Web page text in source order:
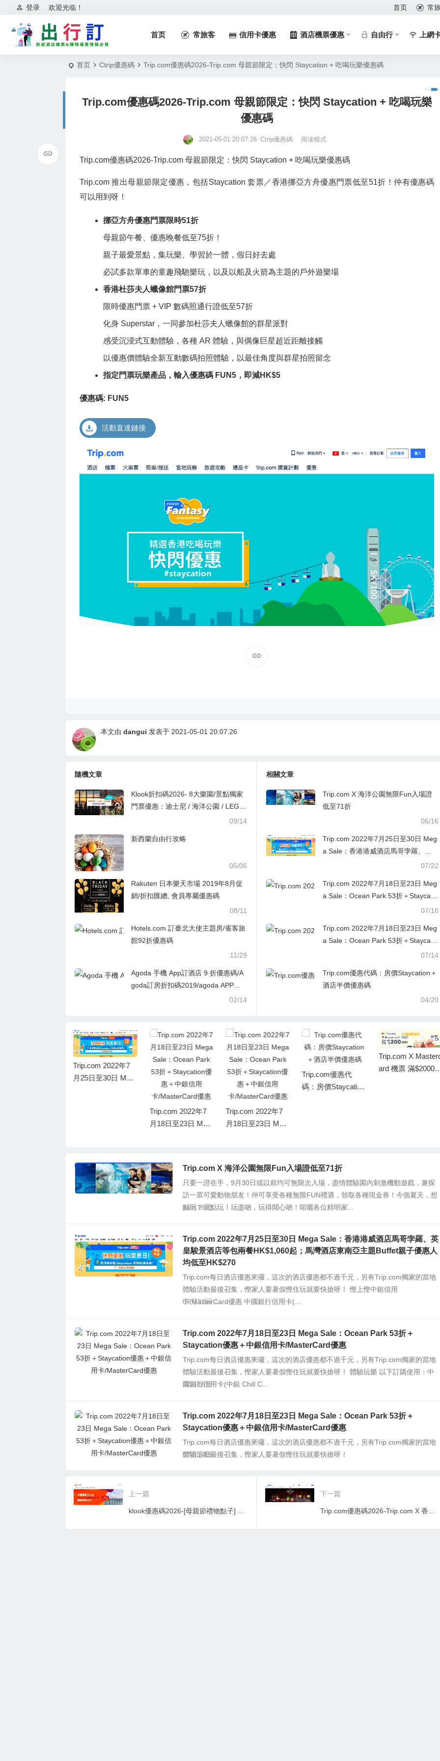
欢迎光临！
登录 首页 常
首页 常旅客 信用卡優惠 酒店機票優惠 自由行 上網
首页 Ctrip優惠碼 Trip.com優惠碼2026-Trip.com 母親節限定：快閃 Staycation + 吃喝玩樂優惠碼
Trip.com優惠碼2026-Trip.com 母親節限定：快閃 Staycation + 吃喝玩樂
優惠碼
2021-05-01 20:07:26 Ctrip優惠碼 阅读模式
Trip.com優惠碼2026-Trip.com 母親節限定：快閃 Staycation + 吃喝玩樂優惠碼
Trip.com 推出母親節限定優惠，包括Staycation 套票／香港挪亞方舟優惠門票低至51折！仲有優惠碼
可以用到呀！
挪亞方舟優惠門票限時51折
母親節午餐、優惠晚餐低至75折！
親子最愛景點，集玩樂、學習於一體，假日好去處
必試多款單車的童趣飛馳樂玩，以及以船及火箭為主題的戶外遊樂場
香港杜莎夫人蠟像館門票57折
限時優惠門票 + VIP 數碼照通行證低至57折
化身 Superstar，一同參加杜莎夫人蠟像館的群星派對
感受沉浸式互動體驗，各種 AR 體驗，與偶像巨星超近距離接觸
以優惠價體驗全新互動數碼拍照體驗，以最佳角度與群星拍照留念
指定門票玩樂產品，輸入優惠碼 FUN5，即減HK$5
優惠碼: FUN5
活動直達鏈接
本文由 dangui 发表于 2021-05-01 20:07:26
隨機文章
Klook折扣碼2026- 8大樂園/景點獨家
門票優惠：迪士尼 / 海洋公園 / LEGO
09/14
新西蘭自由行攻略
05/06
Rakuten 日本樂天市場 2019年8月促
銷/折扣匯總, 會員專屬優惠碼
08/11
Hotels.com 訂臺北大使主題房/雀客旅
館92折優惠碼
11/29
Agoda 手機 App訂酒店 9 折優惠碼/A
goda訂房折扣碼2019/agoda APP訂
02/14
相關文章
Trip.com X 海洋公園無限Fun入場證
低至71折
06/16
Trip.com 2022年7月25日至30日 Meg
a Sale：香港港威酒店馬哥孛羅、英
皇駿景酒店等包兩餐HK$1,060起；馬
低至HK$270
07/22
Trip.com 2022年7月18日至23日 Meg
a Sale：Ocean Park 53折＋Staycatio
n優惠＋中銀信用卡/MasterCard優惠
07/16
Trip.com 2022年7月18日至23日 Meg
a Sale：Ocean Park 53折＋Staycatio
n優惠＋中銀信用卡/MasterCard優惠
07/14
Trip.com優惠代碼：房價Staycation＋
酒店半價優惠碼
04/20
Trip.com 2022年7
月25日至30日 Meg
低至HK$270
Trip.com 2022年7
月18日至23日 Meg
MasterCard優惠
Trip.com 2022年7
月18日至23日 Meg
MasterCard優惠
Trip.com優惠代
碼：房價Staycation
Trip.com X
ard 機票 滿$2000
Trip.com X 海洋公園無限Fun入場證低至71折
只要一證在手，9月30日或以前均可無限次入場，盡情體驗園內刺激機動遊戲，兼探
訪一眾可愛動物朋友！仲可享受各種無限FUN禮遇，領取各種現金券！今個夏天，想
點玩？就點玩！玩盡啲，玩得開心啲！啱曬各位精明家...
06月16日
Trip.com 2022年7月25日至30日 Mega Sale：香港港威酒店馬哥孛羅、英
皇駿景酒店等包兩餐HK$1,060起；馬灣酒店東南亞主題Buffet親子優惠人
均低至HK$270
Trip.com每日酒店優惠來囉，這次的酒店優惠都不過千元，另有Trip.com獨家的當地
體驗活動最後召集，慳家人要暑假慳住玩就要快搶呀！ 慳上慳中銀信用
卡/MasterCard優惠 中國銀行信用卡(...
07月22日
Trip.com 2022年7月18日至23日 Mega Sale：Ocean Park 53折＋
Staycation優惠＋中銀信用卡/MasterCard優惠
Trip.com每日酒店優惠來囉，這次的酒店優惠都不過千元，另有Trip.com獨家的當地
體驗活動最後召集，慳家人要暑假慳住玩就要快搶呀！ 體驗玩樂 以下訂購使用：中
國銀行信用卡(中銀 Chill C...
07月16日
Trip.com 2022年7月18日至23日 Mega Sale：Ocean Park 53折＋
Staycation優惠＋中銀信用卡/MasterCard優惠
Trip.com每日酒店優惠來囉，這次的酒店優惠都不過千元，另有Trip.com獨家的當地
體驗活動最後召集，慳家人要暑假慳住玩就要快搶呀！
07月14日
上一篇 下一篇